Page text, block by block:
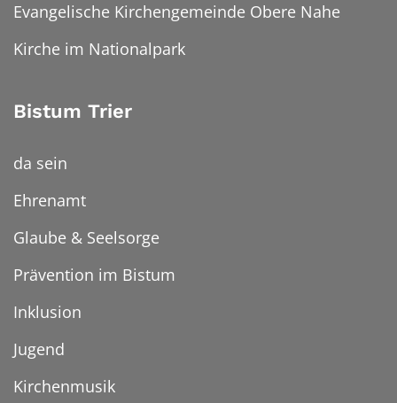
Evangelische Kirchengemeinde Obere Nahe
Kirche im Nationalpark
Bistum Trier
da sein
Ehrenamt
Glaube & Seelsorge
Prävention im Bistum
Inklusion
Jugend
Kirchenmusik